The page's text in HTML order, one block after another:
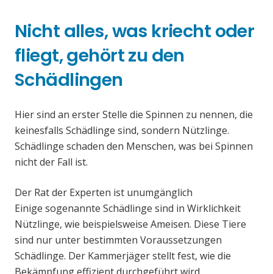
Nicht alles, was kriecht oder
fliegt, gehört zu den
Schädlingen
Hier sind an erster Stelle die Spinnen zu nennen, die
keinesfalls Schädlinge sind, sondern Nützlinge.
Schädlinge schaden den Menschen, was bei Spinnen
nicht der Fall ist.
Der Rat der Experten ist unumgänglich
Einige sogenannte Schädlinge sind in Wirklichkeit
Nützlinge, wie beispielsweise Ameisen. Diese Tiere
sind nur unter bestimmten Voraussetzungen
Schädlinge. Der Kammerjäger stellt fest, wie die